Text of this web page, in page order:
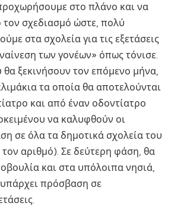
στο πλάνο και να
σχεδιασμό ώστε, πολύ
στα σχολεία για τις εξετάσεις
των γονέων» όπως τόνισε.
θα ξεκινήσουν τον επόμενο μήνα,
τα οποία θα αποτελούνται
και από έναν οδοντίατρο
να καλυφθούν οι
σε όλα τα δημοτικά σχολεία του
τον αριθμό). Σε δεύτερη φάση, θα
και στα υπόλοιπα νησιά,
πρόσβαση σε